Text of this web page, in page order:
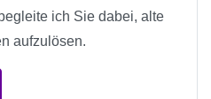
ich Sie dabei, alte
aufzulösen.